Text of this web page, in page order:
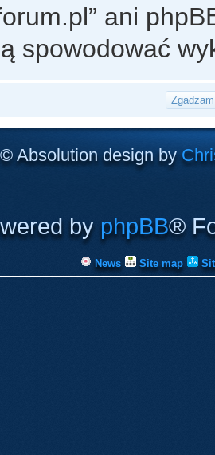
ani
spowodować
© Absolution design by
by phpBB®
News Site map